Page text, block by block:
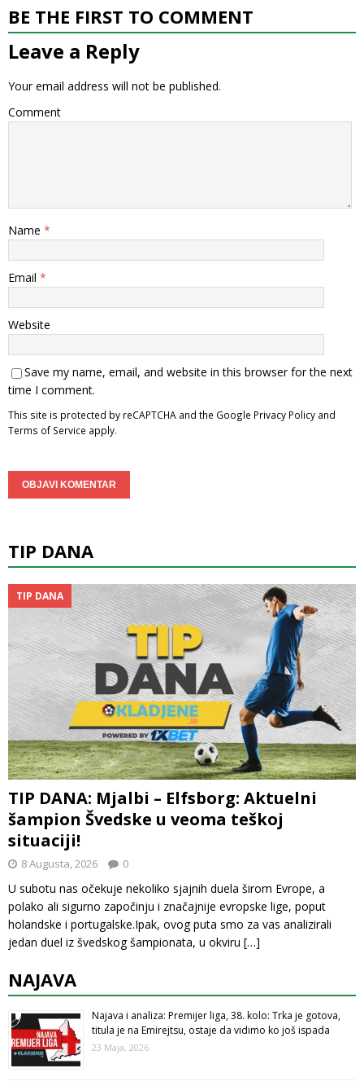
BE THE FIRST TO COMMENT
Leave a Reply
Your email address will not be published.
Comment
Name *
Email *
Website
Save my name, email, and website in this browser for the next
time I comment.
This site is protected by reCAPTCHA and the Google Privacy Policy and
Terms of Service apply.
TIP DANA
TIP DANA
TIP DANA: Mjalbi – Elfsborg: Aktuelni
šampion Švedske u veoma teškoj
situaciji!
8 Augusta, 2026 0
U subotu nas očekuje nekoliko sjajnih duela širom Evrope, a
polako ali sigurno započinju i značajnije evropske lige, poput
holandske i portugalske.Ipak, ovog puta smo za vas analizirali
jedan duel iz švedskog šampionata, u okviru […]
NAJAVA
Najava i analiza: Premijer liga, 38. kolo: Trka je gotova,
titula je na Emirejtsu, ostaje da vidimo ko još ispada
23 Maja, 2026